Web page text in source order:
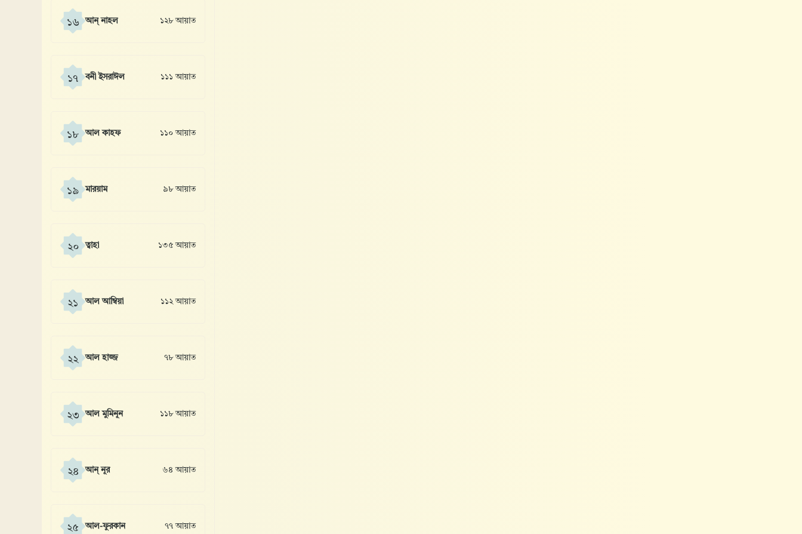
১৬ আন্ নাহল ১২৮ আয়াত
১৭ বনী ইসরাঈল ১১১ আয়াত
১৮ আল কাহফ ১১০ আয়াত
১৯ মারয়াম ৯৮ আয়াত
২০ ত্বাহা ১৩৫ আয়াত
২১ আল আম্বিয়া ১১২ আয়াত
২২ আল হাজ্জ ৭৮ আয়াত
২৩ আল মুমিনূন ১১৮ আয়াত
২৪ আন্ নূর ৬৪ আয়াত
২৫ আল-ফুরকান ৭৭ আয়াত